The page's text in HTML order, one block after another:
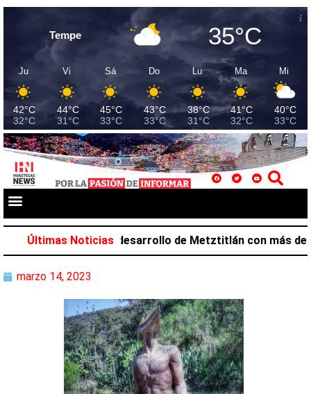
Tempe 35°C
Ju
42°C
32°C
Vi
44°C
31°C
Sá
45°C
33°C
Do
43°C
33°C
Lu
38°C
31°C
Ma
41°C
32°C
Mi
40°C
33°C
Últimas Noticias
Salazar favorece desarrollo de Metztitlán con más de
marzo 14, 2023